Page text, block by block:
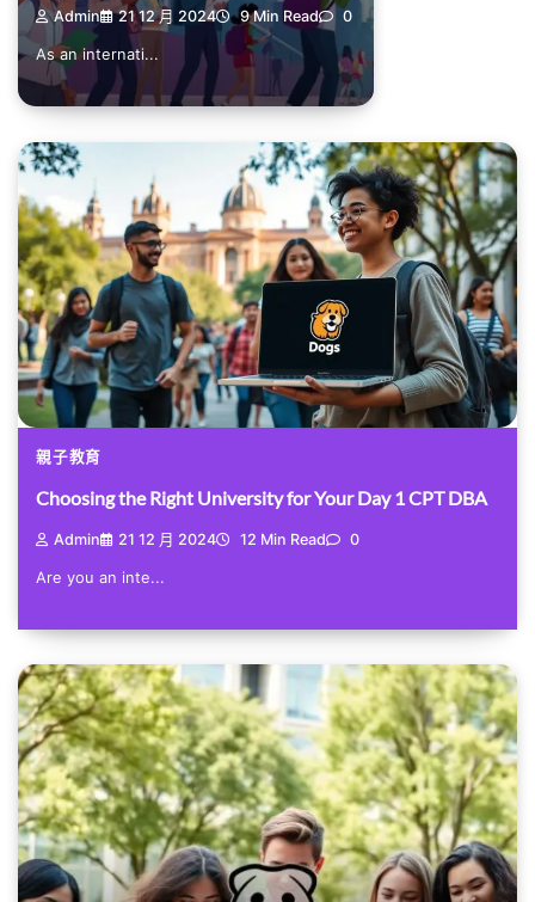
Admin 21 12 月 2024 9 Min Read 0
As an internati...
親子教育
Choosing the Right University for Your Day 1 CPT DBA
Admin 21 12 月 2024 12 Min Read 0
Are you an inte...